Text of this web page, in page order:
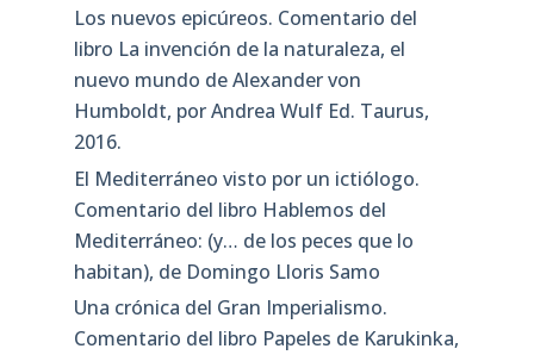
Los nuevos epicúreos. Comentario del
libro La invención de la naturaleza, el
nuevo mundo de Alexander von
Humboldt, por Andrea Wulf Ed. Taurus,
2016.
El Mediterráneo visto por un ictiólogo.
Comentario del libro Hablemos del
Mediterráneo: (y… de los peces que lo
habitan), de Domingo Lloris Samo
Una crónica del Gran Imperialismo.
Comentario del libro Papeles de Karukinka,